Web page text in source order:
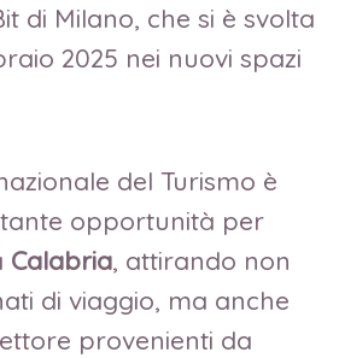
di Milano, che si è svolta
2025 nei nuovi spazi
del Turismo è
opportunità per
Calabria, attirando non
di viaggio, ma anche
provenienti da